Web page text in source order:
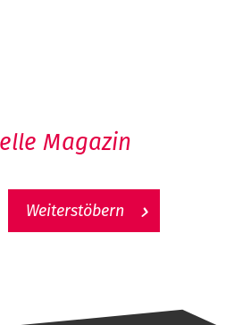
Magazin
Weiterstöbern